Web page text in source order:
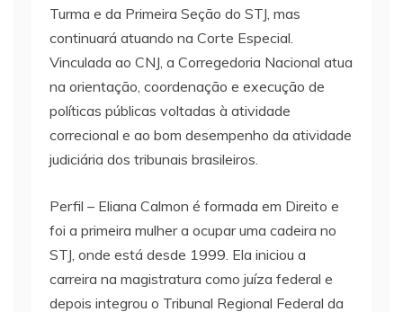
Turma e da Primeira Seção do STJ, mas
continuará atuando na Corte Especial.
Vinculada ao CNJ, a Corregedoria Nacional atua
na orientação, coordenação e execução de
políticas públicas voltadas à atividade
correcional e ao bom desempenho da atividade
judiciária dos tribunais brasileiros.
Perfil – Eliana Calmon é formada em Direito e
foi a primeira mulher a ocupar uma cadeira no
STJ, onde está desde 1999. Ela iniciou a
carreira na magistratura como juíza federal e
depois integrou o Tribunal Regional Federal da